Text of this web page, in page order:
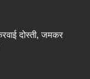
दोस्ती, जमकर